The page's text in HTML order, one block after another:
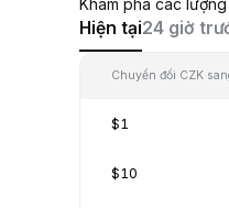
Hiện tại24 giờ
Chuyển đổi CZK
$1
$10